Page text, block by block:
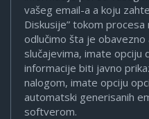
vašeg email-a a koju
Diskusije” tokom
odlučimo šta je obavezno
slučajevima, imate opciju
informacije biti javno
nalogom, imate opciju
automatski generisanih
softverom.